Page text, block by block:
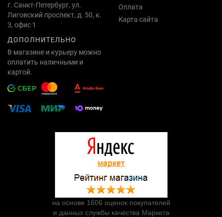
г. Санкт-Петербург, ул.
Лиговский проспект, д. 50, к.
3, офис 1
Оплата
Карта сайта
ДОПОЛНИТЕЛЬНО
В магазине и курьеру можно
оплатить наличными и
картой.
на основе 1606 оценок покупателей
и данных службы качества Маркета